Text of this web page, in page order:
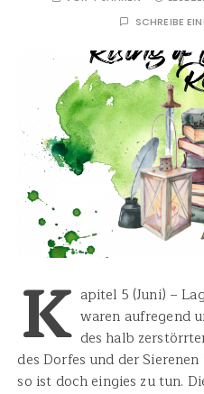
SCHREIBE
K apitel 5 (Juni) –
waren aufregend
des halb
des Dorfes und der
so ist doch eingies zu tun.